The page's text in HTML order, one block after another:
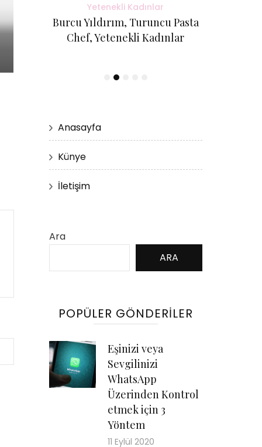
Evi
Yetenekli Kadınlar
Burcu Yıldırım, Turuncu Pasta
Chef, Yetenekli Kadınlar
Anasayfa
Künye
İletişim
Ara
ARA
POPÜLER GÖNDERILER
Eşinizi veya
Sevgilinizi
WhatsApp
Üzerinden Kontrol
etmek için 3
Yöntem
11 Eylül 2020